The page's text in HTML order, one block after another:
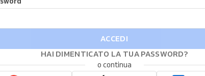
ACCEDI
HAI DIMENTICATO LA TUA PASSWORD?
o continua